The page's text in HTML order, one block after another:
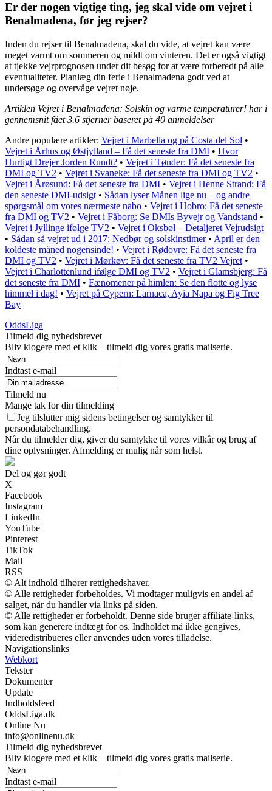
Er der nogen vigtige ting, jeg skal vide om vejret i
Benalmadena, før jeg rejser?
Inden du rejser til Benalmadena, skal du vide, at vejret kan være
meget varmt om sommeren og mildt om vinteren. Det er også vigtigt
at tjekke vejrprognosen under dit besøg for at være forberedt på alle
eventualiteter. Planlæg din ferie i Benalmadena godt ved at
undersøge og overvåge vejret nøje.
Artiklen Vejret i Benalmadena: Solskin og varme temperaturer! har i
gennemsnit fået3.6 stjerner baseret på 40 anmeldelser
Andre populære artikler: Vejret i Marbella og på Costa del Sol •
Vejret i Århus og Østjylland – Få det seneste fra DMI • Hvor
Hurtigt Drejer Jorden Rundt? • Vejret i Tønder: Få det seneste fra
DMI og TV2 • Vejret i Svaneke: Få det seneste fra DMI og TV2 •
Vejret i Årøsund: Få det seneste fra DMI • Vejret i Henne Strand: Få
den seneste DMI-udsigt • Sådan lyser Månen lige nu – og andre
spørgsmål om vores nærmeste nabo • Vejret i Hobro: Få det seneste
fra DMI og TV2 • Vejret i Fåborg: Se DMIs Byvejr og Vandstand •
Vejret i Jyllinge ifølge TV2 • Vejret i Oksbøl – Detaljeret Vejrudsigt
• Sådan så vejret ud i 2017: Nedbør og solskinstimer• April er den
koldeste måned nogensinde! • Vejret i Rødovre: Få det seneste fra
DMI og TV2 • Vejret i Mørkøv: Få det seneste fra TV2 Vejret •
Vejret i Charlottenlund ifølge DMI og TV2 • Vejret i Glamsbjerg: Få
det seneste fra DMI • Fænomener på himlen: Se den flotte og lyse
himmel i dag! • Vejret på Cypern: Larnaca, Ayia Napa og Fig Tree
Bay
OddsLiga
Tilmeld dig nyhedsbrevet
Bliv klogere med et klik – tilmeld dig vores gratis mailserie.
Indtast e-mail
Tilmeld nu
Mange tak for din tilmelding
Jeg tilslutter mig sidens betingelser og samtykker til
persondatabehandling.
Når du tilmelder dig, giver du samtykke til vores vilkår og brug af
dine oplysninger. Afmelding er mulig når som helst.
Del og gør godt
X
Facebook
Instagram
LinkedIn
YouTube
Pinterest
TikTok
Mail
RSS
© Alt indhold tilhører rettighedshaver.
© Alle rettigheder forbeholdes. Vi modtager muligvis en andel af
salget, når du handler via links på siden.
© Alle rettigheder er forbeholdt. Denne side bruger affiliate-links,
som kan generere indtægt for os. Indholdet må ikke gengives,
videredistribueres eller anvendes uden vores tilladelse.
Navigationslinks
Webkort
Tekster
Dokumenter
Update
Indholdsfeed
OddsLiga.dk
Online Nu
info@onlinenu.dk
Tilmeld dig nyhedsbrevet
Bliv klogere med et klik – tilmeld dig vores gratis mailserie.
Indtast e-mail